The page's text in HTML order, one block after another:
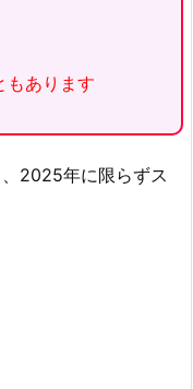
もあります
2025年に限らずス